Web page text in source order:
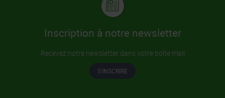
Inscription à notre newsletter
Recevez notre newsletter dans votre boîte mail
S'INSCRIRE